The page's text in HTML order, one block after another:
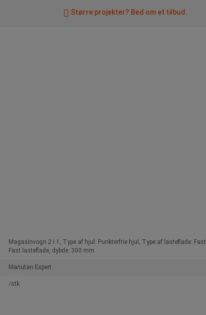
Større projekter? Bed om et tilbud.
Magasinvogn 2 i 1, Type af hjul: Punkterfrie hjul, Type af lasteflade: Fast,
Fast lasteflade, dybde: 300 mm
Manutan Expert
/stk